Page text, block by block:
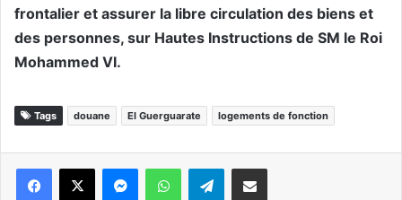
frontalier et assurer la libre circulation des biens et
des personnes, sur Hautes Instructions de SM le Roi
Mohammed VI.
Tags douane El Guerguarate logements de fonction
WhatsApp Telegram